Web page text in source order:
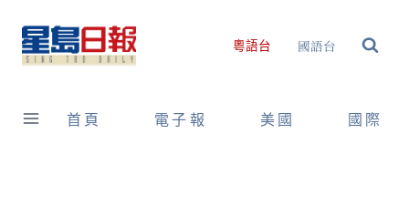
content
粵語台 國語台
首頁 電子報 美國 國際